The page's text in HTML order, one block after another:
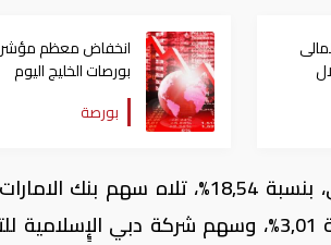
انخفاض معظم
بورصات الخليج اليوم
الأربعاء.. والكويت
هامشيا
بورصة
وتصدر الشركات الأكثر انخفاضا، سهم بنك الإمارات دبي الوطني، بنسبة 18,54%، تلاه
الوطني، بنسبة 5,00%، ثم سهم مصرف السلام السودان، بنسبة 3,01%، وسهم شركة دبي